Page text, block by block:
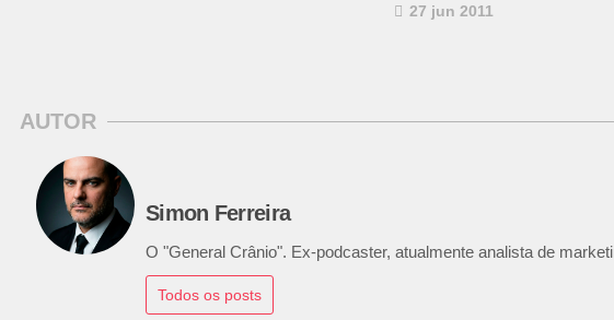
27 jun 2011
AUTOR
Simon Ferreira
O "General Crânio". Ex-podcaster, atualmente analista de
Todos os posts